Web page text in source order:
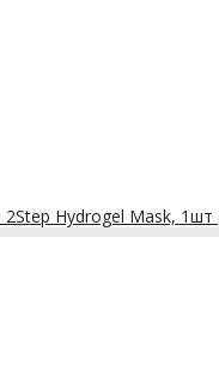
2Step Hydrogel Mask,